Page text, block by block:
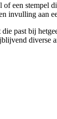
een stempel
invulling aan
past bij
diverse